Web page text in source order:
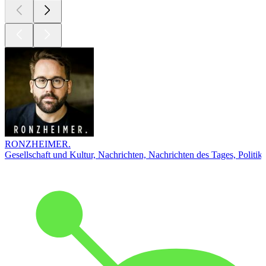
RONZHEIMER.
Gesellschaft und Kultur, Nachrichten, Nachrichten des Tages, Politik